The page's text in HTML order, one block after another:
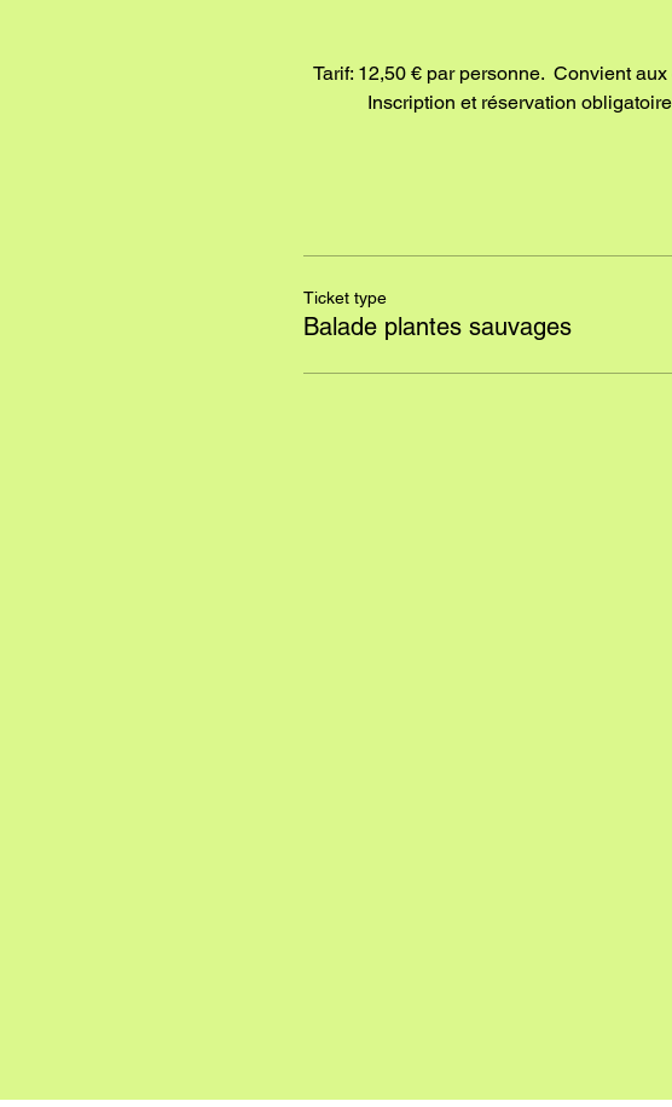
Tarif: 12,50 € par personne. Convient
Inscription et réservation
Ticket type
Balade plantes sauvages